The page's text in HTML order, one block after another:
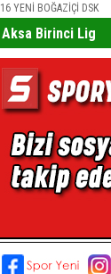
16 YENİ BOĞAZİÇİ DSK
Aksa Birinci Lig